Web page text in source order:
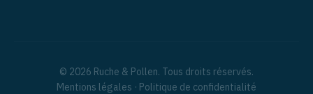
© 2026 Ruche & Pollen. Tous droits réservés.
Mentions légales · Politique de confidentialité